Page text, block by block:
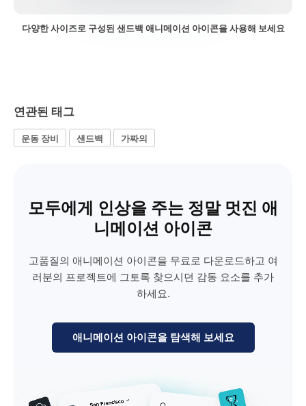
다양한 사이즈로 구성된 샌드백 애니메이션 아이콘을 사용해 보세요
연관된 태그
운동 장비 샌드백 가짜의
모두에게 인상을 주는 정말 멋진 애
니메이션 아이콘
고품질의 애니메이션 아이콘을 무료로 다운로드하고 여
러분의 프로젝트에 그토록 찾으시던 감동 요소를 추가
하세요.
애니메이션 아이콘을 탐색해 보세요